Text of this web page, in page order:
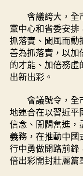
會議誇大，全
黨中心和省委安
抓落實、聞風而動
善為抓落實，以加
的才能、加倍務虛
出新出彩。
會議號令，全
地連合在以習近平
信念、開闢奮進，
義務，在推動中國
行中勇做開路前鋒
倍出彩開封壯麗篇